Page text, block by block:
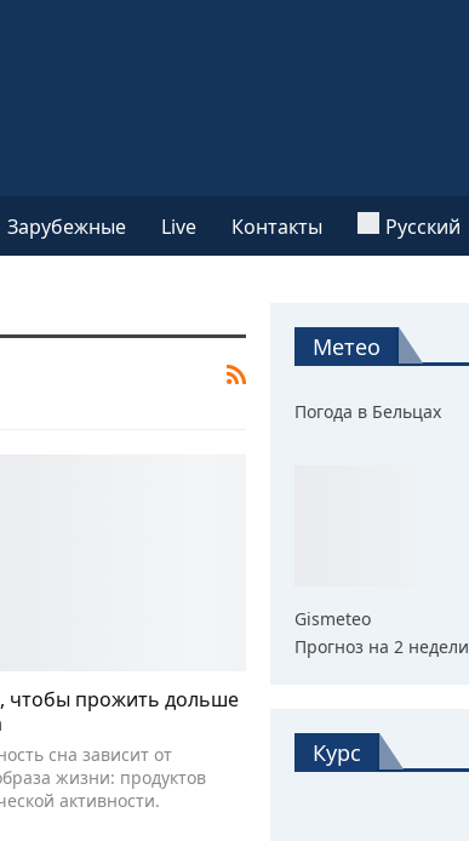
Зарубежные Live Контакты Русский
чтобы прожить дольше
сна зависит от
жизни: продуктов
активности.
Метео
Погода в Бельцах
Gismeteo
Прогноз на 2 недели
Курс